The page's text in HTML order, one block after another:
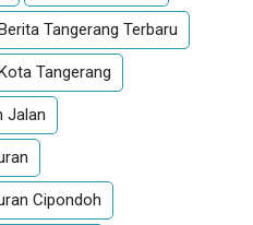
Tangerang Terbaru
Tangerang
Jalan
Cipondoh